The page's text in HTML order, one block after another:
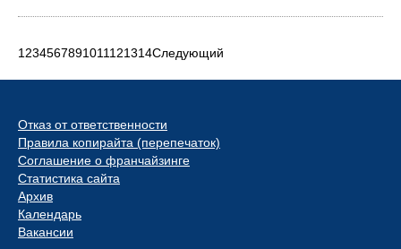
1 234567891011121314Следующий
Отказ от ответственности
Правила копирайта (перепечаток)
Соглашение о франчайзинге
Статистика сайта
Архив
Календарь
Вакансии